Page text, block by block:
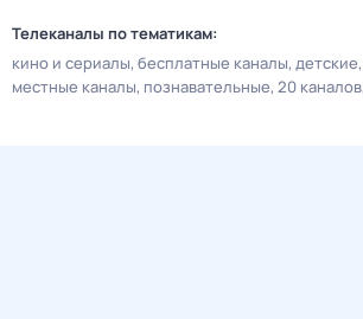
Телеканалы по тематикам:
кино и сериалы бесплатные каналы детские
местные каналы познавательные 20 каналов